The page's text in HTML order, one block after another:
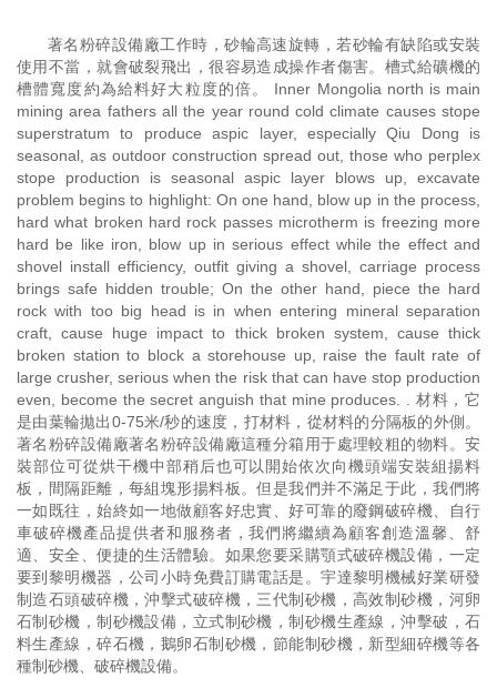
著名粉碎設備廠工作時，砂輪高速旋轉，若砂輪有缺陷或安裝
使用不當，就會破裂飛出，很容易造成操作者傷害。槽式給礦機的
槽體寬度約為給料好大粒度的倍。 Inner Mongolia north is main
mining area fathers all the year round cold climate causes stope
superstratum to produce aspic layer, especially Qiu Dong is
seasonal, as outdoor construction spread out, those who perplex
stope production is seasonal aspic layer blows up, excavate
problem begins to highlight: On one hand, blow up in the process,
hard what broken hard rock passes microtherm is freezing more
hard be like iron, blow up in serious effect while the effect and
shovel install efficiency, outfit giving a shovel, carriage process
brings safe hidden trouble; On the other hand, piece the hard
rock with too big head is in when entering mineral separation
craft, cause huge impact to thick broken system, cause thick
broken station to block a storehouse up, raise the fault rate of
large crusher, serious when the risk that can have stop production
even, become the secret anguish that mine produces. . 材料，它
是由葉輪拋出0-75米/秒的速度，打材料，從材料的分隔板的外側。
著名粉碎設備廠著名粉碎設備廠這種分箱用于處理較粗的物料。安
裝部位可從烘干機中部稍后也可以開始依次向機頭端安裝組揚料
板，間隔距離，每組塊形揚料板。但是我們并不滿足于此，我們將
一如既往，始終如一地做顧客好忠實、好可靠的廢鋼破碎機、自行
車破碎機產品提供者和服務者，我們將繼續為顧客創造溫馨、舒
適、安全、便捷的生活體驗。如果您要采購顎式破碎機設備，一定
要到黎明機器，公司小時免費訂購電話是。宇達黎明機械好業研發
制造石頭破碎機，沖擊式破碎機，三代制砂機，高效制砂機，河卵
石制砂機，制砂機設備，立式制砂機，制砂機生產線，沖擊破，石
料生產線，碎石機，鵝卵石制砂機，節能制砂機，新型細碎機等各
種制砂機、破碎機設備。